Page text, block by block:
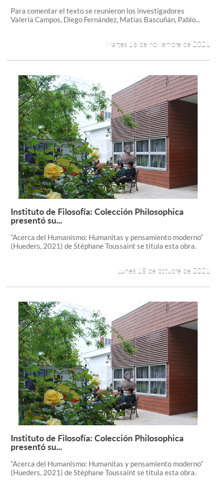
Para comentar el texto se reunieron los investigadores
Valeria Campos, Diego Fernández, Matías Bascuñán, Pablo...
Martes 16 de noviembre de 2021
Leer más +
Instituto de Filosofía: Colección Philosophica
presentó su...
“Acerca del Humanismo: Humanitas y pensamiento moderno”
(Hueders, 2021) de Stéphane Toussaint se titula esta obra.
Lunes 18 de octubre de 2021
Leer más +
Instituto de Filosofía: Colección Philosophica
presentó su...
“Acerca del Humanismo: Humanitas y pensamiento moderno”
(Hueders, 2021) de Stéphane Toussaint se titula esta obra.